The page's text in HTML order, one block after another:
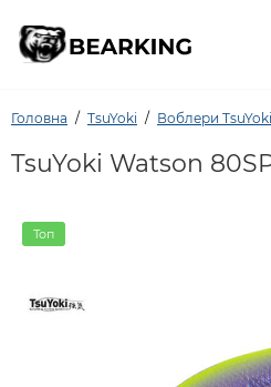
Головна TsuYoki Воблери TsuYoki
TsuYoki Watson
Топ